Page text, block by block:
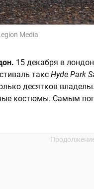
Media
15 декабря в
такс Hyde Park
десятков
костюмы. Самым